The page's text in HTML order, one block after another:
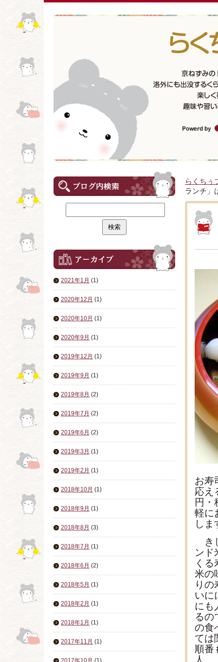
2021年1月 (1)
2020年12月 (1)
2020年10月 (1)
2020年9月 (1)
2019年12月 (1)
2019年9月 (1)
2019年8月 (2)
2019年7月 (2)
2019年6月 (2)
2019年3月 (1)
2019年2月 (1)
2018年10月 (1)
2018年9月 (1)
2018年8月 (3)
2018年7月 (1)
2018年6月 (2)
2018年5月 (1)
2018年2月 (1)
2018年1月 (1)
2017年11月 (1)
2017年10月 (1)
らくちぅ
ランチ」
お寿
応え
円・
軽に
しま
き
ンド
く
米の
り
いに
にも
るの
の食
ては
順番
人。